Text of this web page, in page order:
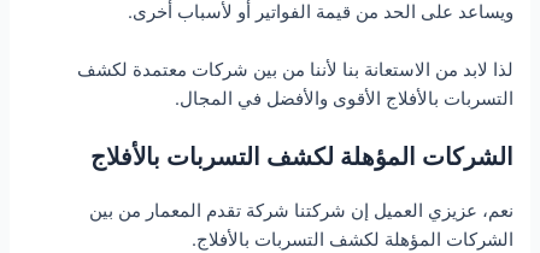
ويساعد على الحد من قيمة الفواتير أو لأسباب أخرى.
لذا لابد من الاستعانة بنا لأننا من بين شركات معتمدة لكشف
التسربات بالأفلاج الأقوى والأفضل في المجال.
الشركات المؤهلة لكشف التسربات بالأفلاج
نعم، عزيزي العميل إن شركتنا شركة تقدم المعمار من بين
الشركات المؤهلة لكشف التسربات بالأفلاج.